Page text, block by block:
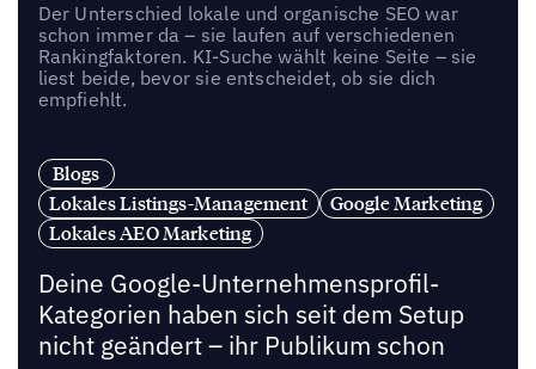
Der Unterschied lokale und organische SEO war
schon immer da – sie laufen auf verschiedenen
Rankingfaktoren. KI-Suche wählt keine Seite – sie
liest beide, bevor sie entscheidet, ob sie dich
empfiehlt.
Blogs
Lokales Listings-Management
Google Marketing
Lokales AEO Marketing
Deine Google-Unternehmensprofil-
Kategorien haben sich seit dem Setup
nicht geändert – ihr Publikum schon